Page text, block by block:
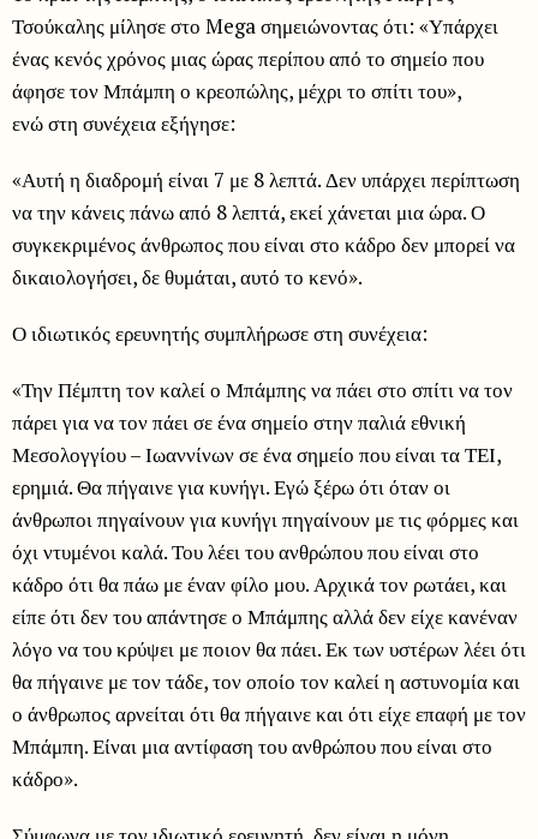
Τσούκαλης μίλησε στο Mega σημειώνοντας ότι: «Υπάρχει
ένας κενός χρόνος μιας ώρας περίπου από το σημείο που
άφησε τον Μπάμπη ο κρεοπώλης, μέχρι το σπίτι του»,
ενώ στη συνέχεια εξήγησε:
«Αυτή η διαδρομή είναι 7 με 8 λεπτά. Δεν υπάρχει περίπτωση
να την κάνεις πάνω από 8 λεπτά, εκεί χάνεται μια ώρα. Ο
συγκεκριμένος άνθρωπος που είναι στο κάδρο δεν μπορεί να
δικαιολογήσει, δε θυμάται, αυτό το κενό».
Ο ιδιωτικός ερευνητής συμπλήρωσε στη συνέχεια:
«Την Πέμπτη τον καλεί ο Μπάμπης να πάει στο σπίτι να τον
πάρει για να τον πάει σε ένα σημείο στην παλιά εθνική
Μεσολογγίου – Ιωαννίνων σε ένα σημείο που είναι τα ΤΕΙ,
ερημιά. Θα πήγαινε για κυνήγι. Εγώ ξέρω ότι όταν οι
άνθρωποι πηγαίνουν για κυνήγι πηγαίνουν με τις φόρμες και
όχι ντυμένοι καλά. Του λέει του ανθρώπου που είναι στο
κάδρο ότι θα πάω με έναν φίλο μου. Αρχικά τον ρωτάει, και
είπε ότι δεν του απάντησε ο Μπάμπης αλλά δεν είχε κανέναν
λόγο να του κρύψει με ποιον θα πάει. Εκ των υστέρων λέει ότι
θα πήγαινε με τον τάδε, τον οποίο τον καλεί η αστυνομία και
ο άνθρωπος αρνείται ότι θα πήγαινε και ότι είχε επαφή με τον
Μπάμπη. Είναι μια αντίφαση του ανθρώπου που είναι στο
κάδρο».